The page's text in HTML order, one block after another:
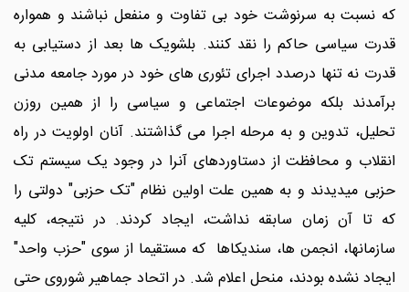
که نسبت به سرنوشت خود بی تفاوت و منفعل نباشند و همواره
قدرت سیاسی حاکم را نقد کنند. بلشویک ها بعد از دستیابی به
قدرت نه تنها درصدد اجرای تئوری های خود در مورد جامعه مدنی
برآمدند بلکه موضوعات اجتماعی و سیاسی را از همین روزن
تحلیل، تدوین و به مرحله اجرا می گذاشتند. آنان اولویت در راه
انقلاب و محافظت از دستاوردهای آنرا در وجود یک سیستم تک
حزبی میدیدند و به همین علت اولین نظام "تک حزبی" دولتی را
که تا آن زمان سابقه نداشت، ایجاد کردند. در نتیجه، کلیه
سازمانها، انجمن ها، سندیکاها که مستقیما از سوی "حزب واحد"
ایجاد نشده بودند، منحل اعلام شد. در اتحاد جماهیر شوروی حتی